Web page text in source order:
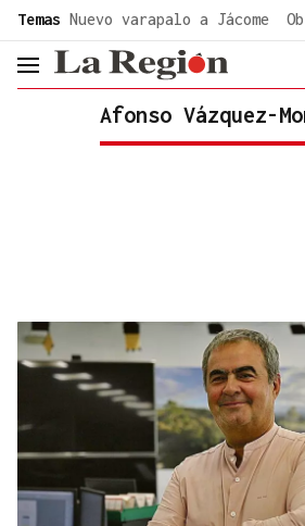
Temas Nuevo varapalo a Jácome
header.menu.open
Afonso Vázquez-